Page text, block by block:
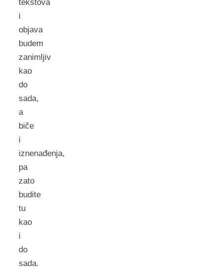
tekstova
i
objava
budem
zanimljiv
kao
do
sada,
a
biče
i
iznenađenja,
pa
zato
budite
tu
kao
i
do
sada.